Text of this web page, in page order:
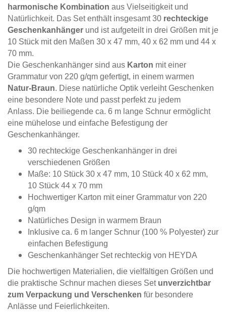
harmonische Kombination aus Vielseitigkeit und
Natürlichkeit. Das Set enthält insgesamt 30 rechteckige
Geschenkanhänger und ist aufgeteilt in drei Größen mit je
10 Stück mit den Maßen 30 x 47 mm, 40 x 62 mm und 44 x
70 mm.
Die Geschenkanhänger sind aus Karton mit einer
Grammatur von 220 g/qm gefertigt, in einem warmen
Natur-Braun. Diese natürliche Optik verleiht Geschenken
eine besondere Note und passt perfekt zu jedem
Anlass. Die beiliegende ca. 6 m lange Schnur ermöglicht
eine mühelose und einfache Befestigung der
Geschenkanhänger.
30 rechteckige Geschenkanhänger in drei
verschiedenen Größen
Maße: 10 Stück 30 x 47 mm, 10 Stück 40 x 62 mm,
10 Stück 44 x 70 mm
Hochwertiger Karton mit einer Grammatur von 220
g/qm
Natürliches Design in warmem Braun
Inklusive ca. 6 m langer Schnur (100 % Polyester) zur
einfachen Befestigung
Geschenkanhänger Set rechteckig von HEYDA
Die hochwertigen Materialien, die vielfältigen Größen und
die praktische Schnur machen dieses Set unverzichtbar
zum Verpackung und Verschenken für besondere
Anlässe und Feierlichkeiten.